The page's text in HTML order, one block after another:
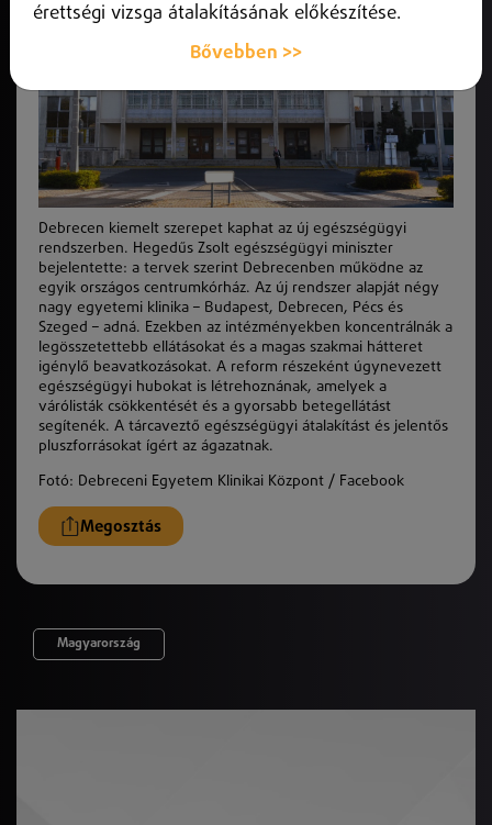
Debrecen kiemelt szerepet kaphat az új egészségügyi
rendszerben. Hegedűs Zsolt egészségügyi miniszter
bejelentette: a tervek szerint Debrecenben működne az
egyik országos centrumkórház. Az új rendszer alapját négy
nagy egyetemi klinika – Budapest, Debrecen, Pécs és
Szeged – adná. Ezekben az intézményekben koncentrálnák a
legösszetettebb ellátásokat és a magas szakmai hátteret
igénylő beavatkozásokat. A reform részeként úgynevezett
egészségügyi hubokat is létrehoznának, amelyek a
várólisták csökkentését és a gyorsabb betegellátást
segítenék. A tárcaveztő egészségügyi átalakítást és jelentős
pluszforrásokat ígért az ágazatnak.
Fotó: Debreceni Egyetem Klinikai Központ / Facebook
Megosztás
Magyarország
érettségi vizsga átalakításának előkészítése.
Bővebben >>